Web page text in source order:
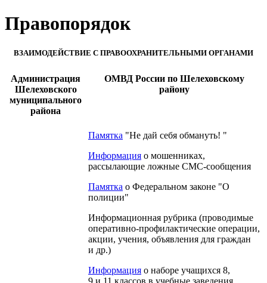
Правопорядок
ВЗАИМОДЕЙСТВИЕ С ПРАВООХРАНИТЕЛЬНЫМИ ОРГАНАМИ
Администрация
Шелеховского
муниципального
района
ОМВД России по Шелеховскому
району
Памятка "Не дай себя обмануть! "
Информация о мошенниках,
рассылающие ложные СМС-сообщения
Памятка о Федеральном законе "О
полиции"
Информационная рубрика (проводимые
оперативно-профилактические операции,
акции, учения, объявления для граждан
и др.)
Информация о наборе учащихся 8,
9 и 11 классов в учебные заведения